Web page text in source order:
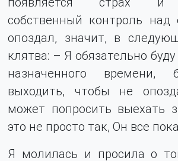
собственный контроль над
опоздал, значит, в
клятва: – Я обязательно
назначенного времени,
выходить, чтобы не
может попросить выехать
это не просто так, Он все
Я молилась и просила о